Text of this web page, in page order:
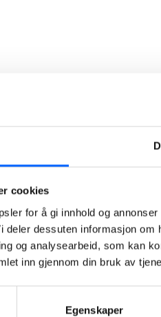
cookies
for å gi innhold og
deler dessuten informasjon
og analysearbeid, som kan
inn gjennom din bruk av
Egenskaper